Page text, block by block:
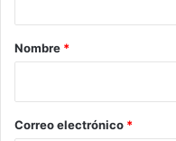
r
*
Nombre *
Correo electrónico *